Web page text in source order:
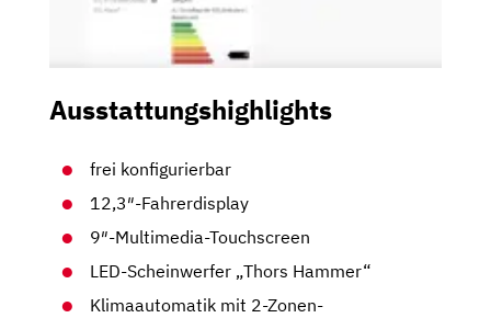
Ausstattungshighlights
frei konfigurierbar
12,3″-Fahrerdisplay
9″-Multimedia-Touchscreen
LED-Scheinwerfer „Thors Hammer“
Klimaautomatik mit 2-Zonen-